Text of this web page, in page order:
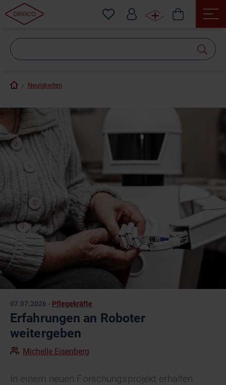
Neuigkeiten
07.07.2026 - Pflegekräfte
Erfahrungen an Roboter
weitergeben
Michelle Eisenberg
In einem neuen Forschungsprojekt erhalten
suchen